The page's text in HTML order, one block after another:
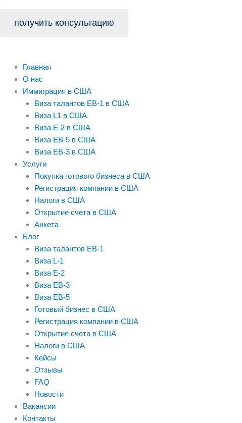
l
g
m
получить консультацию
Главная
О нас
Иммиграция в США
Виза талантов EB-1 в США
Виза L1 в США
Виза E-2 в США
Виза EB-5 в США
Виза EB-3 в США
Услуги
Покупка готового бизнеса в США
Регистрация компании в США
Налоги в США
Открытие счета в США
Анкета
Блог
Виза талантов EB-1
Виза L-1
Виза E-2
Виза EB-3
Виза EB-5
Готовый бизнес в США
Регистрация компании в США
Открытие счета в США
Налоги в США
Кейсы
Отзывы
FAQ
Новости
Вакансии
Контакты